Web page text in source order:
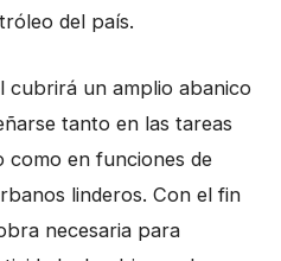
del país.
cubrirá un amplio abanico
tanto en las tareas
como en funciones de
linderos. Con el fin
necesaria para